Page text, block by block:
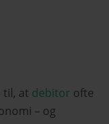
til, at debitor ofte
– og